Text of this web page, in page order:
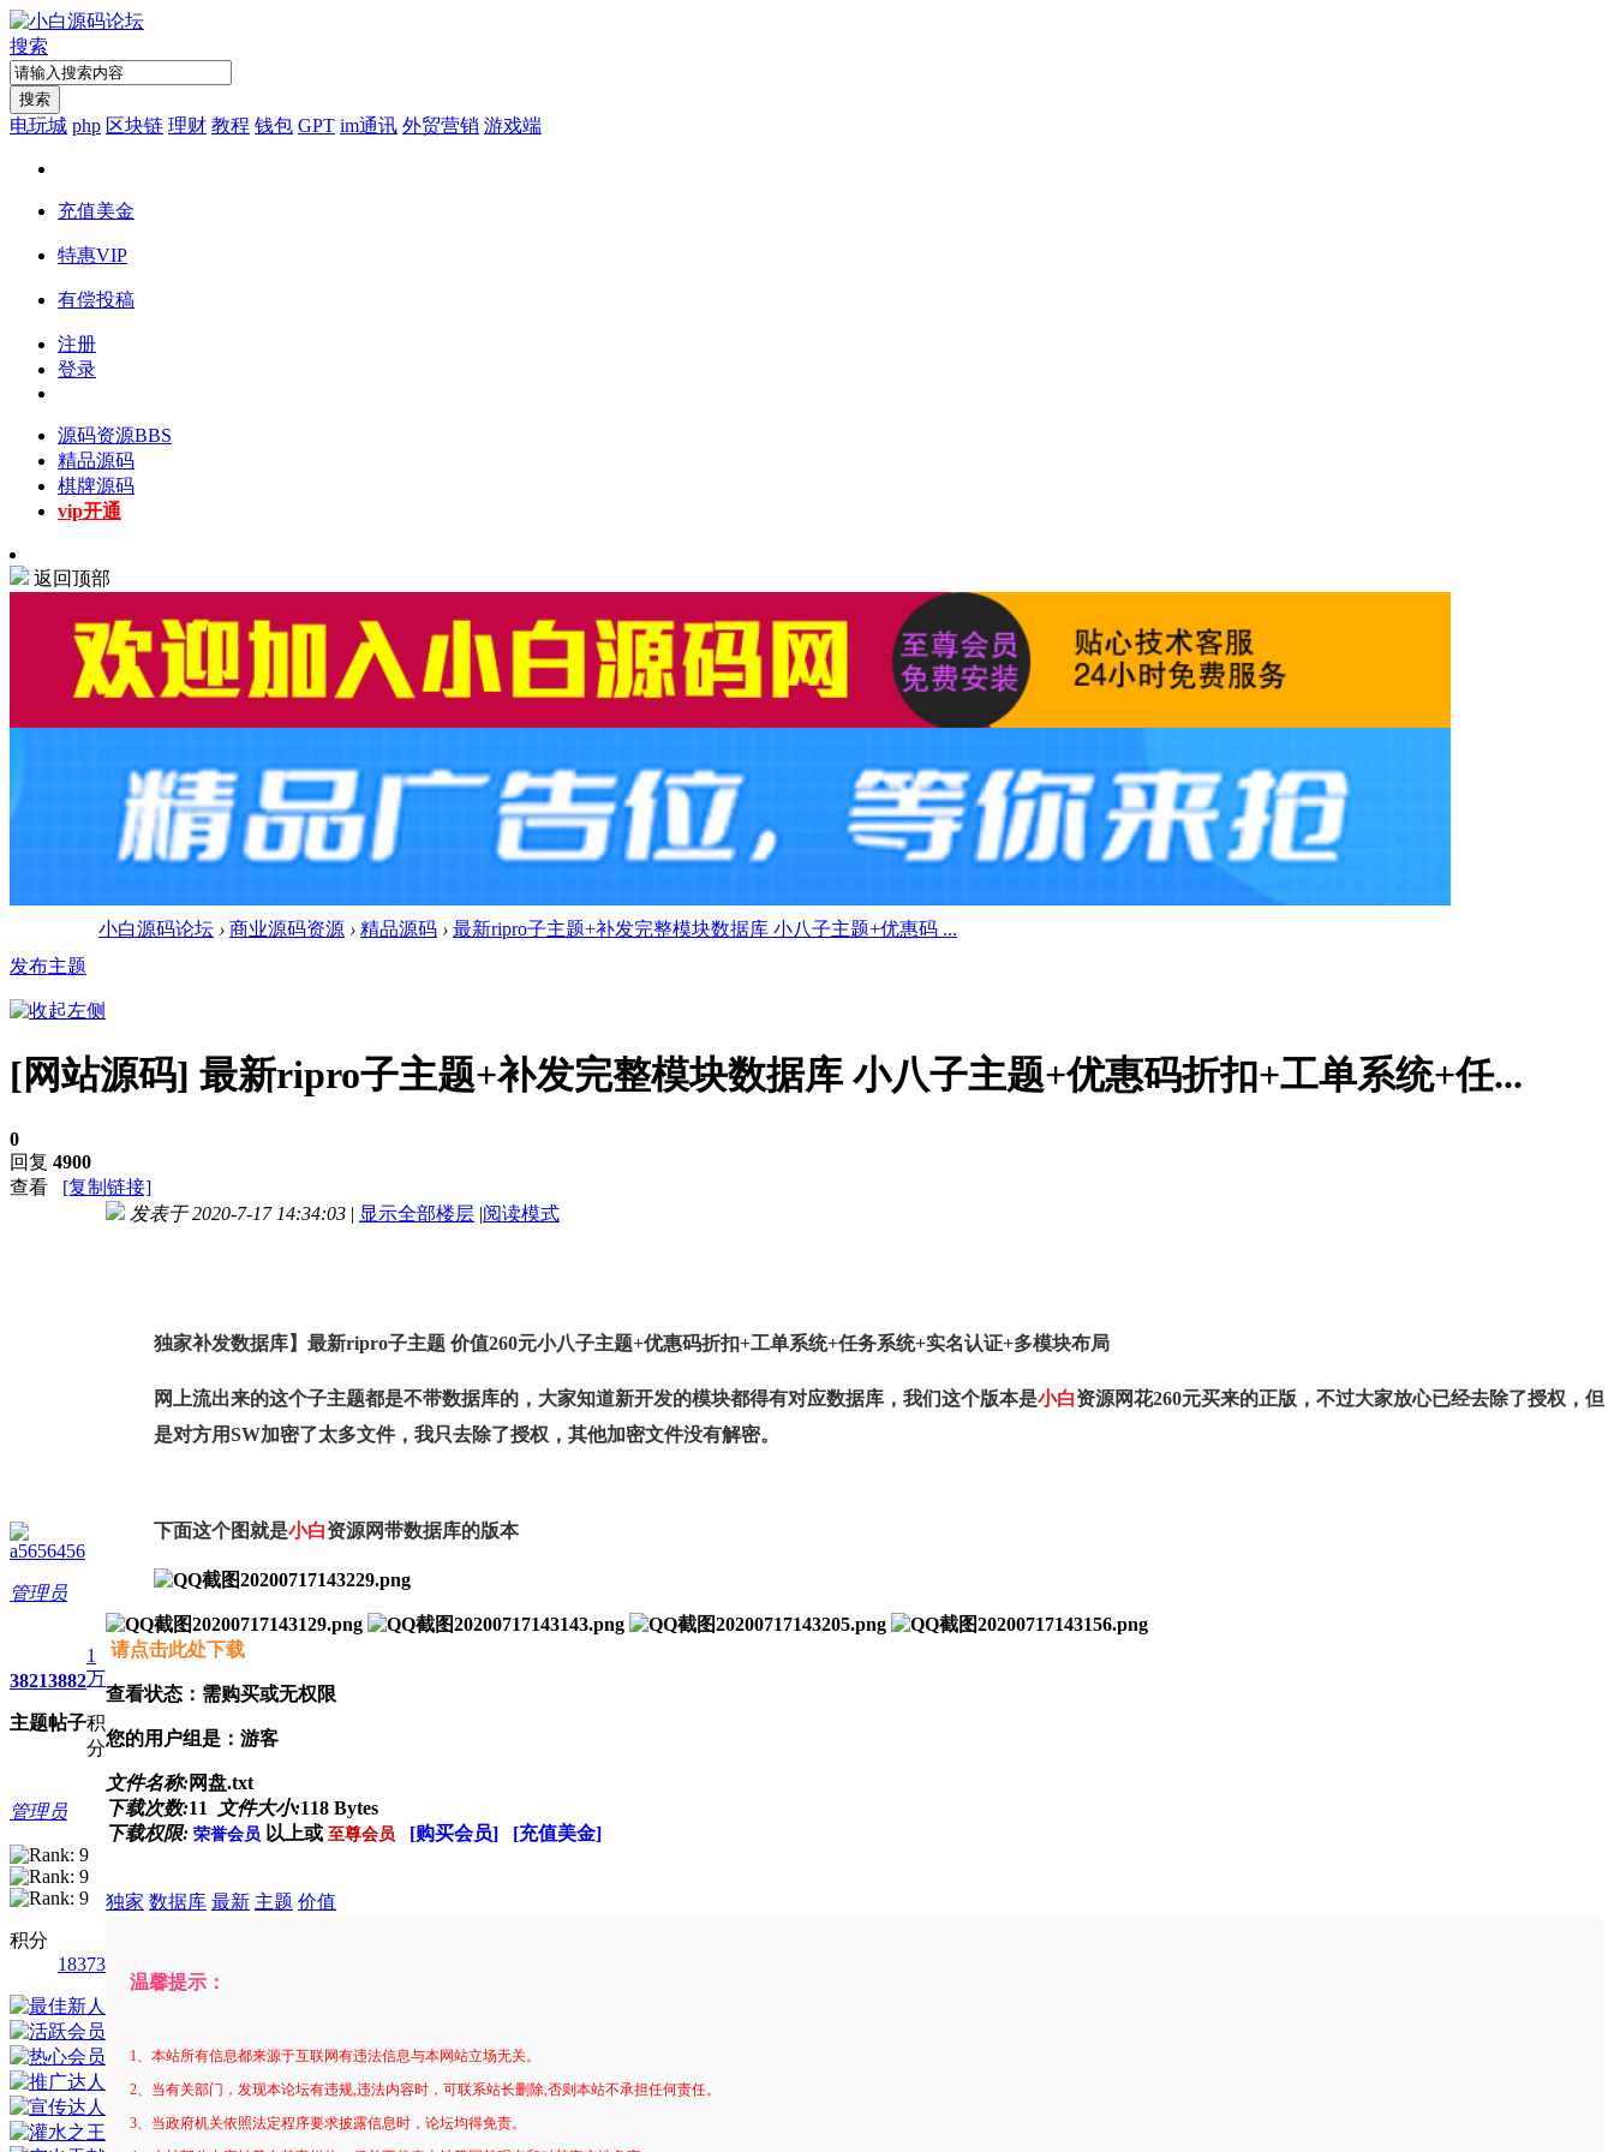
搜索
搜索
电玩城 php 区块链 理财 教程 钱包 GPT im通讯 外贸营销 游戏端
充值美金
特惠VIP
有偿投稿
注册
登录
源码资源BBS
精品源码
棋牌源码
vip开通
返回顶部
小白源码论坛 › 商业源码资源 › 精品源码 › 最新ripro子主题+补发完整模块数据库 小八子主题+优惠码 ...
发布主题
[网站源码] 最新ripro子主题+补发完整模块数据库 小八子主题+优惠码折扣+工单系统+任...
0
回复 4900
查看
[复制链接]
a5656456
管理员
3821
主题
3882
帖子
1
万
积
分
管理员
积分
18373
发表于 2020-7-17 14:34:03 | 显示全部楼层 |阅读模式
独家补发数据库】最新ripro子主题 价值260元小八子主题+优惠码折扣+工单系统+任务系统+实名认证+多模块布局
网上流出来的这个子主题都是不带数据库的，大家知道新开发的模块都得有对应数据库，我们这个版本是小白资源网花260元买来的正版，不过大家放心已经去除了授权，但
是对方用SW加密了太多文件，我只去除了授权，其他加密文件没有解密。
下面这个图就是小白资源网带数据库的版本
请点击此处下载
查看状态：需购买或无权限
您的用户组是：游客
文件名称:网盘.txt
下载次数:11 文件大小:118 Bytes
下载权限: 荣誉会员 以上或 至尊会员 [购买会员] [充值美金]
独家 数据库 最新 主题 价值
温馨提示：
1、本站所有信息都来源于互联网有违法信息与本网站立场无关。
2、当有关部门，发现本论坛有违规,违法内容时，可联系站长删除,否则本站不承担任何责任。
3、当政府机关依照法定程序要求披露信息时，论坛均得免责。